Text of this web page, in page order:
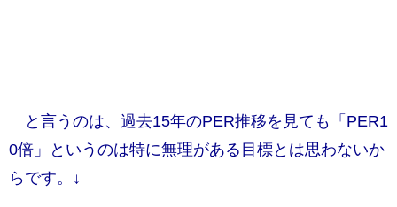
と言うのは、過去15年のPER推移を見ても「PER1
0倍」というのは特に無理がある目標とは思わないか
らです。↓